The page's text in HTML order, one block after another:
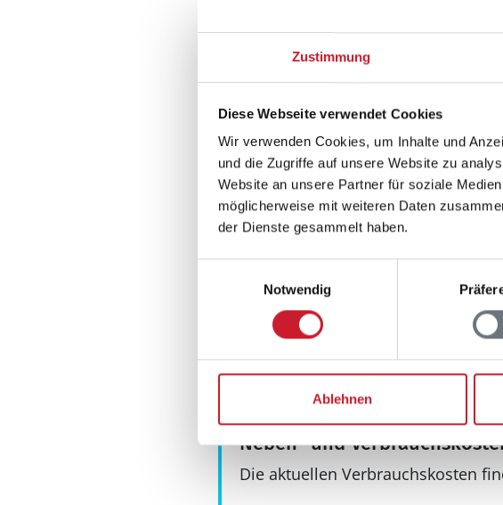
Zustimmung
Diese Webseite verwendet Cookies
Wir verwenden Cookies, um Inhalte und
und die Zugriffe auf unsere Website zu
Website an unsere Partner für soziale
möglicherweise mit weiteren Daten
der Dienste gesammelt haben.
Notwendig
Ablehnen
Kaffeemaschine
Kühlschrank
Tiefkühler: 60 l
Multimedia
Deutsches Fernsehen
Sonstiges
Fußbodenheizung
Haustyp
Wärmepumpe
Neben- und
Die aktuellen Verbrauchskosten